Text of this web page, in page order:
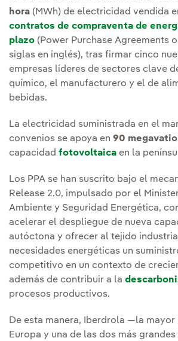
hora (MWh) de electricidad vendida
contratos de compraventa de
plazo (Power Purchase Agreements
siglas en inglés), tras firmar cinco
empresas líderes de sectores clave
químico, el manufacturero y el de
bebidas.
La electricidad suministrada en el
convenios se apoya en 90
capacidad fotovoltaica en la
Los PPA se han suscrito bajo el
Release 2.0, impulsado por el
Ambiente y Seguridad Energética,
acelerar el despliegue de nueva
autóctona y ofrecer al tejido
necesidades energéticas un
competitivo en un contexto de
además de contribuir a la
procesos productivos.
De esta manera, Iberdrola —la
Europa y una de las dos más